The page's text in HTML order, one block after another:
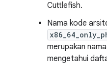
Cuttlefish.
Nama kode
merupakan
mengetahui